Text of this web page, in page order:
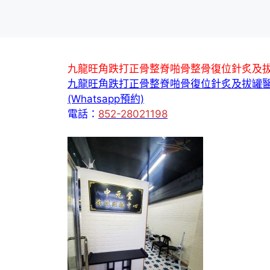
九龍旺角跌打正骨整脊啪骨整骨復位針炙及
九龍旺角跌打正骨整脊啪骨復位針炙及拔罐
(Whatsapp預約)
電話： 852-28021198